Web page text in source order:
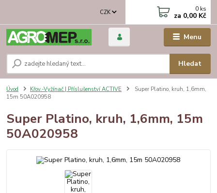
Menu
CZK
Hledat
0 ks
za 0,00 Kč
Úvod Křov.-Vyžínač | Příslušenství ACTIVE
Super Platino, kruh, 1,6mm,
15m 50A020958
Super Platino, kruh, 1,6mm, 15m
50A020958